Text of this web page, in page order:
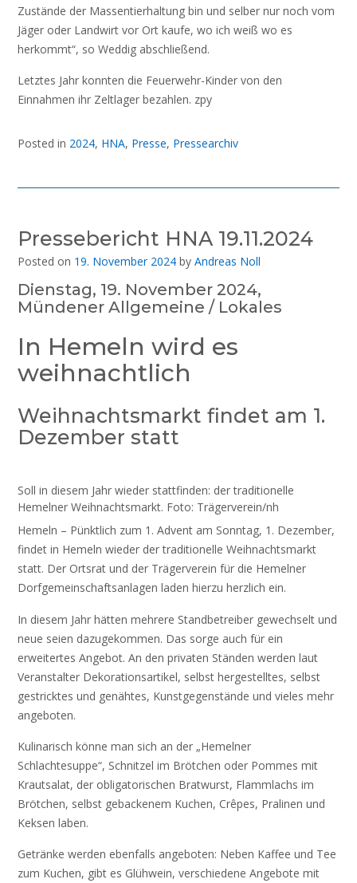
Zustände der Massentierhaltung bin und selber nur noch vom
Jäger oder Landwirt vor Ort kaufe, wo ich weiß wo es
herkommt“, so Weddig abschließend.
Letztes Jahr konnten die Feuerwehr-Kinder von den
Einnahmen ihr Zeltlager bezahlen. zpy
Posted in 2024, HNA, Presse, Pressearchiv
Pressebericht HNA 19.11.2024
Posted on 19. November 2024 by Andreas Noll
Dienstag, 19. November 2024,
Mündener Allgemeine / Lokales
In Hemeln wird es
weihnachtlich
Weihnachtsmarkt findet am 1.
Dezember statt
Soll in diesem Jahr wieder stattfinden: der traditionelle
Hemelner Weihnachtsmarkt. Foto: Trägerverein/nh
Hemeln – Pünktlich zum 1. Advent am Sonntag, 1. Dezember,
findet in Hemeln wieder der traditionelle Weihnachtsmarkt
statt. Der Ortsrat und der Trägerverein für die Hemelner
Dorfgemeinschaftsanlagen laden hierzu herzlich ein.
In diesem Jahr hätten mehrere Standbetreiber gewechselt und
neue seien dazugekommen. Das sorge auch für ein
erweitertes Angebot. An den privaten Ständen werden laut
Veranstalter Dekorationsartikel, selbst hergestelltes, selbst
gestricktes und genähtes, Kunstgegenstände und vieles mehr
angeboten.
Kulinarisch könne man sich an der „Hemelner
Schlachtesuppe“, Schnitzel im Brötchen oder Pommes mit
Krautsalat, der obligatorischen Bratwurst, Flammlachs im
Brötchen, selbst gebackenem Kuchen, Crêpes, Pralinen und
Keksen laben.
Getränke werden ebenfalls angeboten: Neben Kaffee und Tee
zum Kuchen, gibt es Glühwein, verschiedene Angebote mit